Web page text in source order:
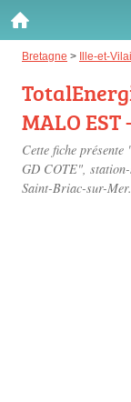
Bretagne > Ille-et-
MALO EST
Cette fiche
GD COTE",
Saint-Briac-sur-Mer.
Gazole :
SP 98 :